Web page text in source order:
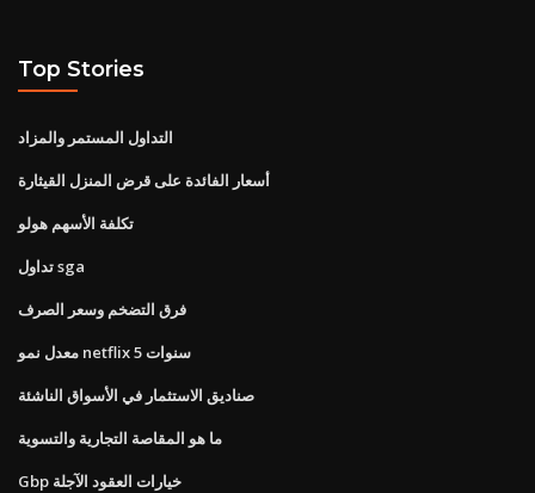
Top Stories
التداول المستمر والمزاد
أسعار الفائدة على قرض المنزل القيثارة
تكلفة الأسهم هولو
تداول sga
فرق التضخم وسعر الصرف
معدل نمو netflix 5 سنوات
صناديق الاستثمار في الأسواق الناشئة
ما هو المقاصة التجارية والتسوية
Gbp خيارات العقود الآجلة